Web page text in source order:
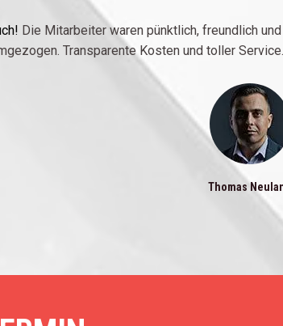
Die Mitarbeiter waren pünktlich, freundlich
Transparente Kosten und toller
Thomas